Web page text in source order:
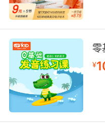
零
¥